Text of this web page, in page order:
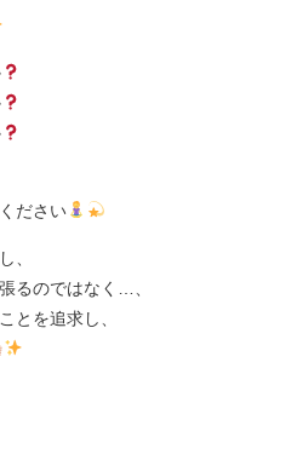
ださい
、
るのではなく…、
とを追求し、